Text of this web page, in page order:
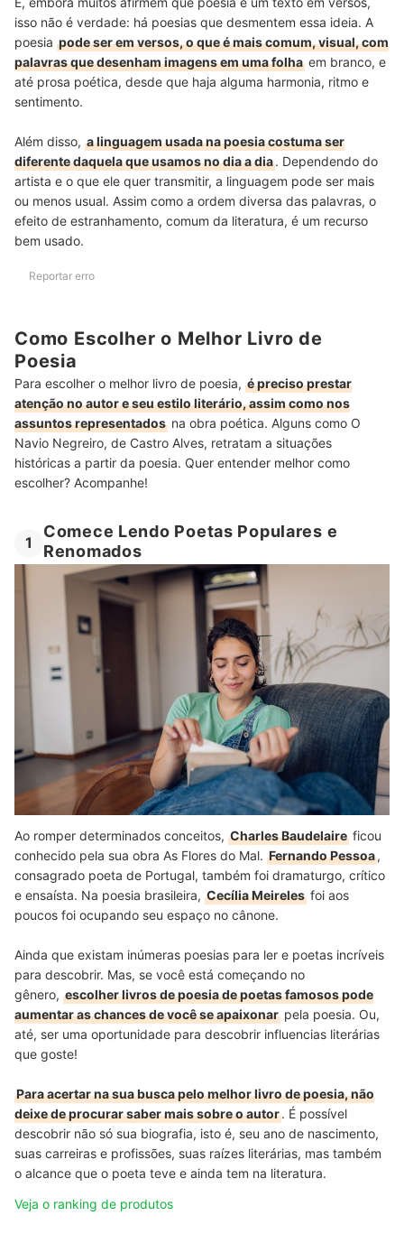
isso não é verdade: há poesias que desmentem essa ideia. A
poesia pode ser em versos, o que é mais comum, visual, com
palavras que desenham imagens em uma folha em branco, e
até prosa poética, desde que haja alguma harmonia, ritmo e
sentimento.
Além disso, a linguagem usada na poesia costuma ser
diferente daquela que usamos no dia a dia. Dependendo do
artista e o que ele quer transmitir, a linguagem pode ser mais
ou menos usual. Assim como a ordem diversa das palavras, o
efeito de estranhamento, comum da literatura, é um recurso
bem usado.
Reportar erro
Como Escolher o Melhor Livro de
Poesia
Para escolher o melhor livro de poesia, é preciso prestar
atenção no autor e seu estilo literário, assim como nos
assuntos representados na obra poética. Alguns como O
Navio Negreiro, de Castro Alves, retratam a situações
históricas a partir da poesia. Quer entender melhor como
escolher? Acompanhe!
1
Comece Lendo Poetas Populares e
Renomados
Ao romper determinados conceitos, Charles Baudelaire ficou
conhecido pela sua obra As Flores do Mal. Fernando Pessoa,
consagrado poeta de Portugal, também foi dramaturgo, crítico
e ensaísta. Na poesia brasileira, Cecília Meireles foi aos
poucos foi ocupando seu espaço no cânone.
Ainda que existam inúmeras poesias para ler e poetas incríveis
para descobrir. Mas, se você está começando no
gênero, escolher livros de poesia de poetas famosos pode
aumentar as chances de você se apaixonar pela poesia. Ou,
até, ser uma oportunidade para descobrir influencias literárias
que goste!
Para acertar na sua busca pelo melhor livro de poesia, não
deixe de procurar saber mais sobre o autor. É possível
descobrir não só sua biografia, isto é, seu ano de nascimento,
suas carreiras e profissões, suas raízes literárias, mas também
o alcance que o poeta teve e ainda tem na literatura.
Veja o ranking de produtos